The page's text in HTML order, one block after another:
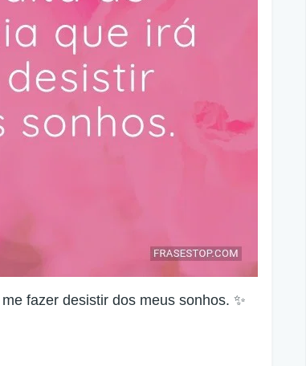
fazer desistir dos meus sonhos. ✨